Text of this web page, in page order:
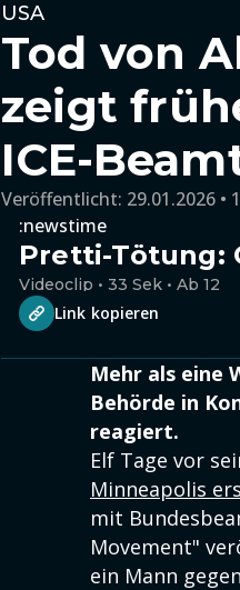
USA
Tod von
zeigt
ICE-
Veröffentlicht: 29.01.2026 •
:newstime
Pretti-Tötung:
Videoclip • 33 Sek • Ab 12
Link kopieren
Mehr als eine
Behörde in
reagiert.
Elf Tage vor
Minneapolis
mit
Movement"
ein Mann